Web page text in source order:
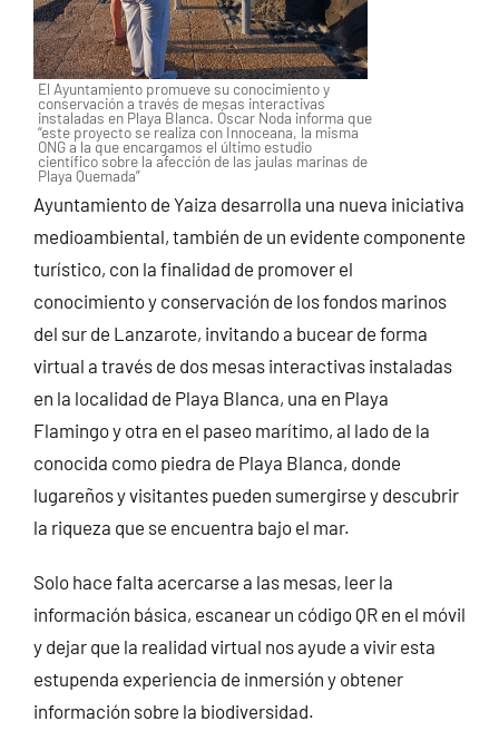
El Ayuntamiento promueve su conocimiento y
conservación a través de mesas interactivas
instaladas en Playa Blanca. Óscar Noda informa que
“este proyecto se realiza con Innoceana, la misma
ONG a la que encargamos el último estudio
científico sobre la afección de las jaulas marinas de
Playa Quemada”
Ayuntamiento de Yaiza desarrolla una nueva iniciativa
medioambiental, también de un evidente componente
turístico, con la finalidad de promover el
conocimiento y conservación de los fondos marinos
del sur de Lanzarote, invitando a bucear de forma
virtual a través de dos mesas interactivas instaladas
en la localidad de Playa Blanca, una en Playa
Flamingo y otra en el paseo marítimo, al lado de la
conocida como piedra de Playa Blanca, donde
lugareños y visitantes pueden sumergirse y descubrir
la riqueza que se encuentra bajo el mar.
Solo hace falta acercarse a las mesas, leer la
información básica, escanear un código QR en el móvil
y dejar que la realidad virtual nos ayude a vivir esta
estupenda experiencia de inmersión y obtener
información sobre la biodiversidad.